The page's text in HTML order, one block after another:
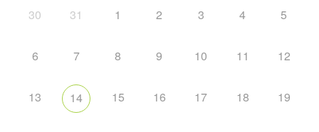
30 31 1 2 3 4 5
6 7 8 9 10 11 12
13 14 15 16 17 18 19